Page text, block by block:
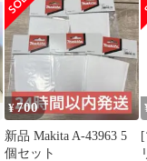
¥700
新品 Makita A-43963 5
個セット